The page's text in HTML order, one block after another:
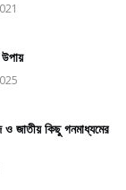
উপায়
জাতীয় কিছু গনমাধ্যমের